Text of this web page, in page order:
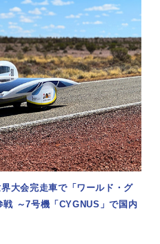
大会完走車で「ワールド・グ
戦 ～7号機「CYGNUS」で国内